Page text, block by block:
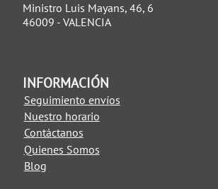
Ministro Luis Mayans, 46, 6
46009 - VALENCIA
INFORMACIÓN
Seguimiento envíos
Nuestro horario
Contáctanos
Quienes Somos
Blog